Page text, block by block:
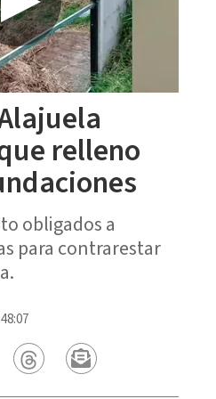
relleno
obligados a
para contrarestar